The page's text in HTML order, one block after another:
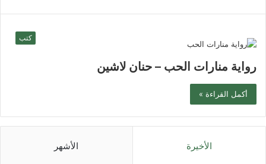
كتب
رواية منارات الحب – حنان لاشين
أكمل القراءة »
الأخيرة الأشهر